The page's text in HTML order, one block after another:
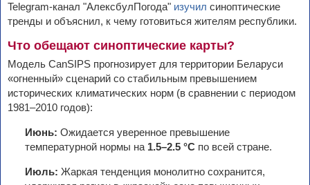
Telegram-канал "АлексбулПогода" изучил синоптические
тренды и объяснил, к чему готовиться жителям республики.
Что обещают синоптические карты?
Модель CanSIPS прогнозирует для территории Беларуси
«огненный» сценарий со стабильным превышением
исторических климатических норм (в сравнении с периодом
1981–2010 годов):
Июнь: Ожидается уверенное превышение
температурной нормы на 1.5–2.5 °C по всей стране.
Июль: Жаркая тенденция монолитно сохранится,